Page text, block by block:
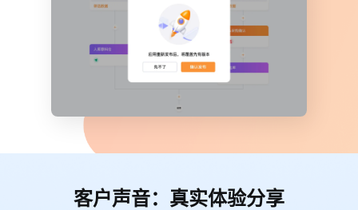
客户声音：真实体验分享